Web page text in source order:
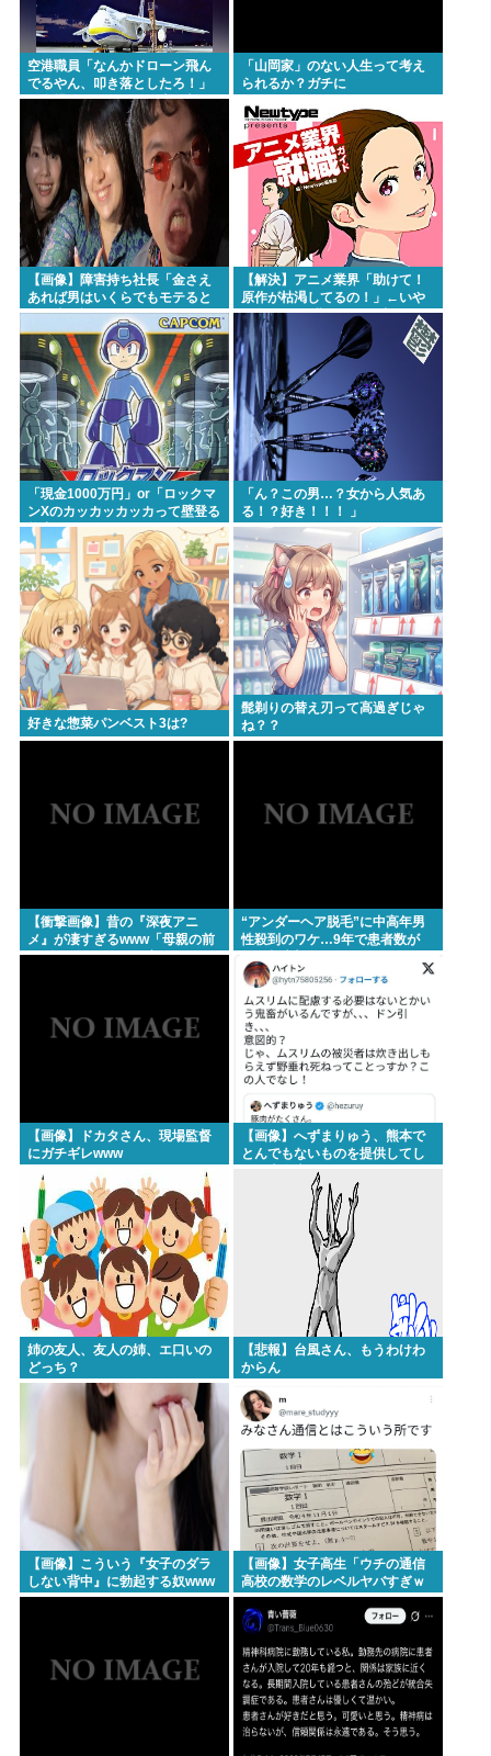
空港職員「なんかドローン飛ん
でるやん、叩き落としたろ！」
→自爆ドローンだった事が判明
「山岡家」のない人生って考え
られるか？ガチに
【画像】障害持ち社長「金さえ
あれば男はいくらでもモテると
いう事を証明してる」
【解決】アニメ業界「助けて！
原作が枯渇してるの！」←いや
既存作品の2期やったら良いよ
ね？
「現金1000万円」or「ロックマ
ンXのカッカッカッカって壁登る
能力」
「ん？この男…？女から人気あ
る！？好き！！！ ️」
好きな惣菜パンベスト3は?
髭剃りの替え刃って高過ぎじゃ
ね？？
【衝撃画像】昔の『深夜アニ
メ』が凄すぎるwww「母親の前
でギリギリ見れる深夜アニメ」
“アンダーヘア脱毛”に中高年男
性殺到のワケ…9年で患者数が
200倍以上
【画像】ドカタさん、現場監督
にガチギレwww
【画像】へずまりゅう、熊本で
とんでもないものを提供してし
まい大炎上wwwこれはとんでも
姉の友人、友人の姉、エ口いの
どっち？
【悲報】台風さん、もうわけわ
からん
【画像】こういう『女子のダラ
しない背中』に勃起する奴www
【画像】女子高生「ウチの通信
高校の数学のレベルヤバすぎｗ
ｗｗ」